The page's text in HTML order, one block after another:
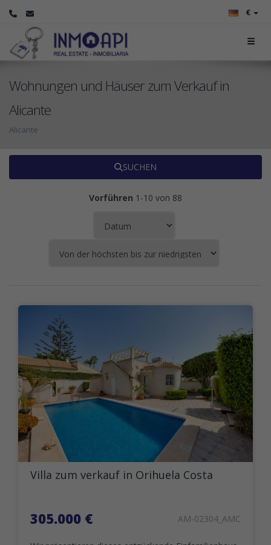
€
Wohnungen und Häuser zum Verkauf in
Alicante
Alicante
SUCHEN
Vorführen 1-10 von 88
Villa zum verkauf in Orihuela Costa
305.000 € AM-02304_AMC